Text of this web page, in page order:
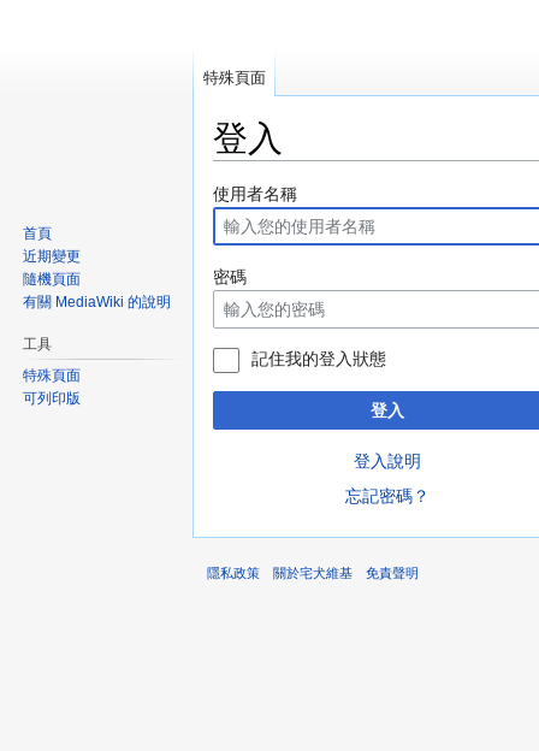
登入
跳
至
導
覽
跳
至
搜
尋
使用者名稱
密碼
記住我的登入狀態
登入
登入說明
忘記密碼？
特殊頁面
首頁
近期變更
隨機頁面
有關 MediaWiki 的說明
工具
特殊頁面
可列印版
隱私政策 關於宅犬維基 免責聲明